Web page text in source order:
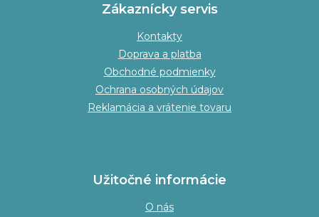
Zákaznícky servis
Kontakty
Doprava a platba
Obchodné podmienky
Ochrana osobných údajov
Reklamácia a vrátenie tovaru
Užitočné informácie
O nás